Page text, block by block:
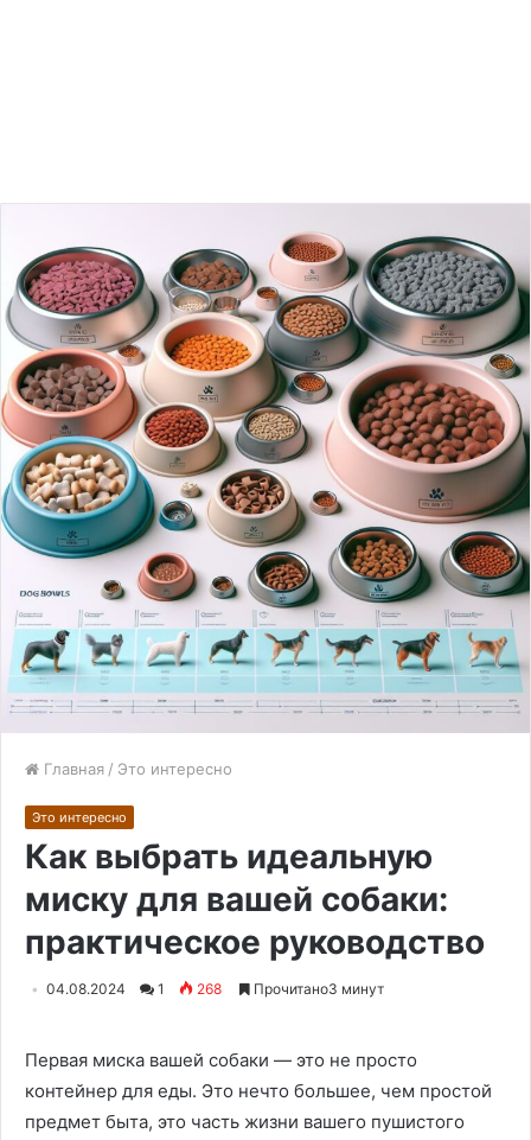
Главная / Это интересно
Это интересно
Как выбрать идеальную
миску для вашей собаки:
практическое руководство
04.08.2024 1 268 Прочитано3 минут
Первая миска вашей собаки — это не просто
контейнер для еды. Это нечто большее, чем простой
предмет быта, это часть жизни вашего пушистого